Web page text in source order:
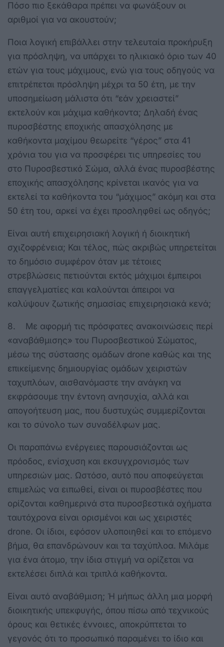
Πόσο πιο ξεκάθαρα πρέπει να φωνάξουν οι
αριθμοί για να ακουστούν;
Ποια λογική επιβάλλει στην τελευταία προκήρυξη
για πρόσληψη, να υπάρχει το ηλικιακό όριο των 40
ετών για τους μάχιμους, ενώ για τους οδηγούς να
επιτρέπεται πρόσληψη μέχρι τα 50 έτη, με την
υποσημείωση μάλιστα ότι “εάν χρειαστεί”
εκτελούν και μάχιμα καθήκοντα; Δηλαδή ένας
πυροσβέστης εποχικής απασχόλησης με
καθήκοντα μαχίμου θεωρείτε “γέρος” στα 41
χρόνια του για να προσφέρει τις υπηρεσίες του
στο Πυροσβεστικό Σώμα, αλλά ένας πυροσβέστης
εποχικής απασχόλησης κρίνεται ικανός για να
εκτελεί τα καθήκοντα του “μάχιμος” ακόμη και στα
50 έτη του, αρκεί να έχει προσληφθεί ως οδηγός;
Είναι αυτή επιχειρησιακή λογική ή διοικητική
σχιζοφρένεια; Και τέλος, πώς ακριβώς υπηρετείται
το δημόσιο συμφέρον όταν με τέτοιες
στρεβλώσεις πετιούνται εκτός μάχιμοι έμπειροι
επαγγελματίες και καλούνται άπειροι να
καλύψουν ζωτικής σημασίας επιχειρησιακά κενά;
8. Με αφορμή τις πρόσφατες ανακοινώσεις περί
«αναβάθμισης» του Πυροσβεστικού Σώματος,
μέσω της σύστασης ομάδων drone καθώς και της
επικείμενης δημιουργίας ομάδων χειριστών
ταχυπλόων, αισθανόμαστε την ανάγκη να
εκφράσουμε την έντονη ανησυχία, αλλά και
απογοήτευση μας, που δυστυχώς συμμερίζονται
και το σύνολο των συναδέλφων μας.
Οι παραπάνω ενέργειες παρουσιάζονται ως
πρόοδος, ενίσχυση και εκσυγχρονισμός των
υπηρεσιών μας. Ωστόσο, αυτό που αποφεύγεται
επιμελώς να ειπωθεί, είναι οι πυροσβέστες που
ορίζονται καθημερινά στα πυροσβεστικά οχήματα
ταυτόχρονα είναι ορισμένοι και ως χειριστές
drone. Οι ίδιοι, εφόσον υλοποιηθεί και το επόμενο
βήμα, θα επανδρώνουν και τα ταχύπλοα. Μιλάμε
για ένα άτομο, την ίδια στιγμή να ορίζεται να
εκτελέσει διπλά και τριπλά καθήκοντα.
Είναι αυτό αναβάθμιση; Ή μήπως άλλη μια μορφή
διοικητικής υπεκφυγής, όπου πίσω από τεχνικούς
όρους και θετικές έννοιες, αποκρύπτεται το
γεγονός ότι το προσωπικό παραμένει το ίδιο και